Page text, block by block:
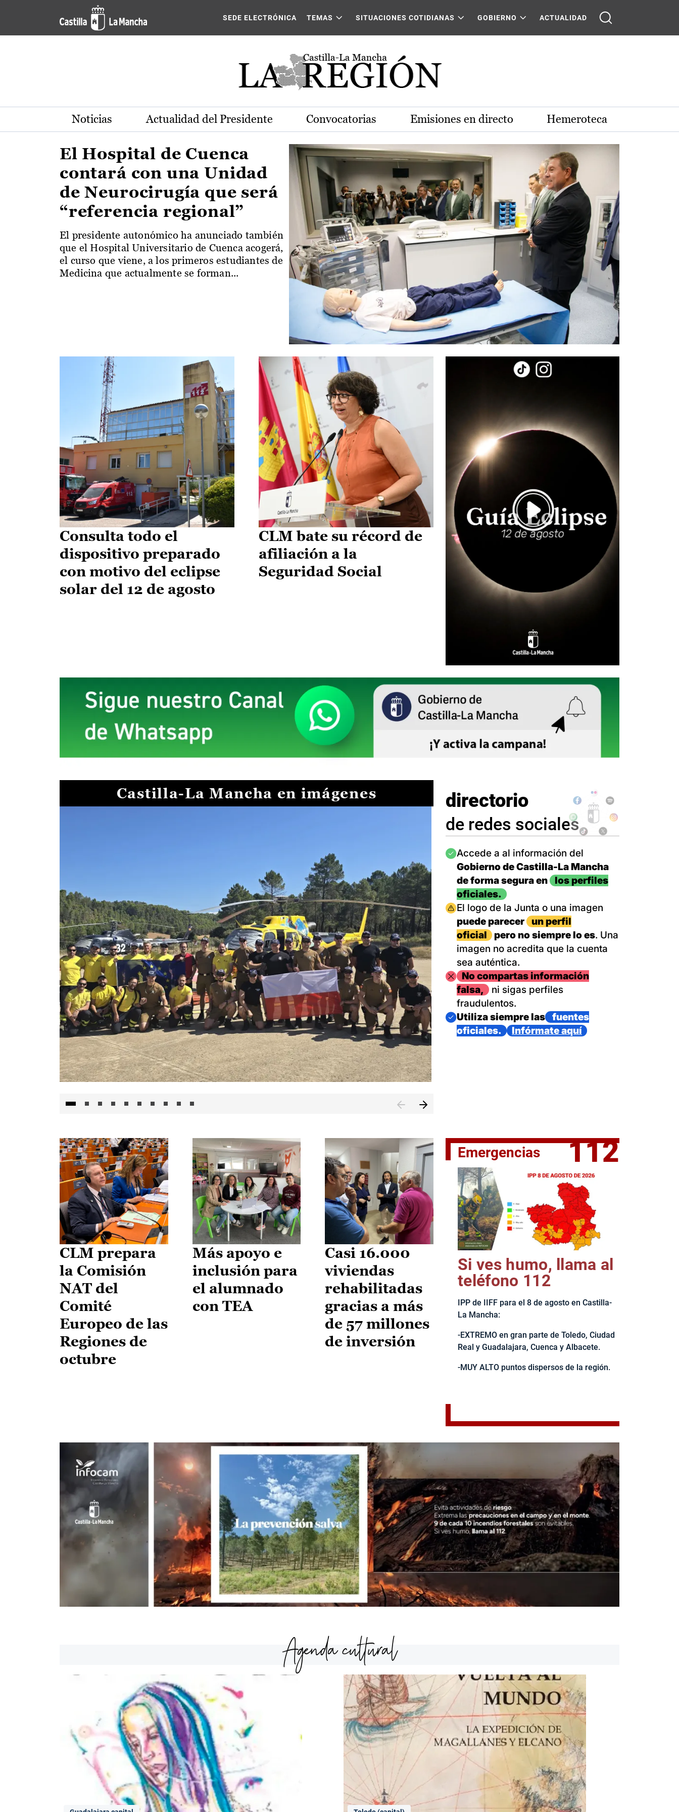
Pasar al contenido principal
Actualidad de la región de Castilla-La Mancha
SEDE ELECTRÓNICA TEMAS SITUACIONES COTIDIANAS GOBIERNO ACTUALIDAD
Noticias Actualidad del Presidente Convocatorias Emisiones en directo Hemeroteca
El Hospital de Cuenca
contará con una Unidad
de Neurocirugía que será
“referencia regional”
El presidente autonómico ha anunciado también
que el Hospital Universitario de Cuenca acogerá,
el curso que viene, a los primeros estudiantes de
Medicina que actualmente se forman...
Consulta todo el
dispositivo preparado
con motivo del eclipse
solar del 12 de agosto
CLM bate su récord de
afiliación a la
Seguridad Social
Castilla-La Mancha en imágenes
II Vuelta Ciclista CLM LEADER
directorio
de redes sociales
Imagen
Accede a al información del
Gobierno de Castilla-La Mancha
de forma segura en
los perfiles
oficiales.
Imagen
El logo de la Junta o una imagen
puede parecer
un perfil
oficial
pero no siempre lo es. Una
imagen no acredita que la cuenta
sea auténtica.
ImagenNo compartas información
falsa,
ni sigas perfiles
fraudulentos.
Imagen
Utiliza siempre las
fuentes
oficiales.
Infórmate aquí
CLM prepara
la Comisión
NAT del
Comité
Europeo de las
Regiones de
octubre
Más apoyo e
inclusión para
el alumnado
con TEA
Casi 16.000
viviendas
rehabilitadas
gracias a más
de 57 millones
de inversión
Emergencias 112
Si ves humo, llama al
teléfono 112
IPP de IIFF para el 8 de agosto en Castilla-
La Mancha:
-EXTREMO en gran parte de Toledo, Ciudad
Real y Guadalajara, Cuenca y Albacete.
-MUY ALTO puntos dispersos de la región.
Agenda cultural